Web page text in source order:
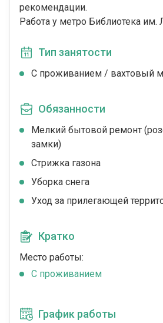
рекомендации.
Работа у метро Библиотека им.
Тип занятости
С проживанием / вахтовый
Обязанности
Мелкий бытовой ремонт
замки)
Стрижка газона
Уборка снега
Уход за прилегающей
Кратко
Место работы:
С проживанием
График работы